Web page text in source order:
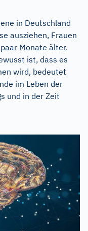
in Deutschland
ausziehen, Frauen
Monate älter.
ist, dass es
wird, bedeutet
im Leben der
und in der Zeit